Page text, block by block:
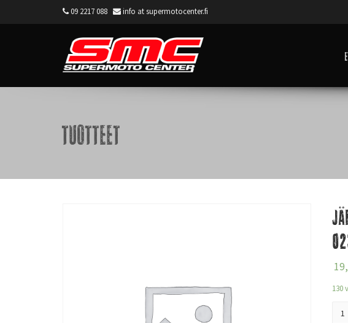
09 2217 088 info at supermotocenter.fi
Tuotteet
130